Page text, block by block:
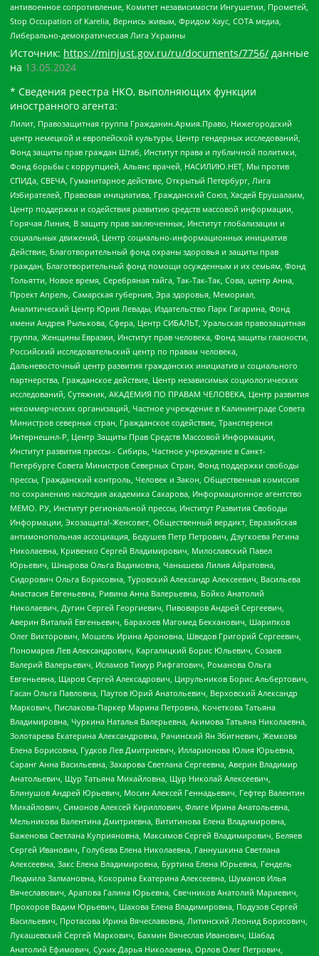
антивоенное сопротивление, Комитет независимости Ингушетии, Прометей,
Stop Occupation of Karelia, Вернись живым, Фридом Хаус, СОТА медиа,
Либерально-демократическая Лига Украины
Источник: https://minjust.gov.ru/ru/documents/7756/ данные
на 13.05.2024
* Сведения реестра НКО, выполняющих функции
иностранного агента:
Лилит, Правозащитная группа Гражданин.Армия.Право, Нижегородский
центр немецкой и европейской культуры, Центр гендерных исследований,
Фонд защиты прав граждан Штаб, Институт права и публичной политики,
Фонд борьбы с коррупцией, Альянс врачей, НАСИЛИЮ.НЕТ, Мы против
СПИДа, СВЕЧА, Гуманитарное действие, Открытый Петербург, Лига
Избирателей, Правовая инициатива, Гражданский Союз, Хасдей Ерушалаим,
Центр поддержки и содействия развитию средств массовой информации,
Горячая Линия, В защиту прав заключенных, Институт глобализации и
социальных движений, Центр социально-информационных инициатив
Действие, Благотворительный фонд охраны здоровья и защиты прав
граждан, Благотворительный фонд помощи осужденным и их семьям, Фонд
Тольятти, Новое время, Серебряная тайга, Так-Так-Так, Сова, центр Анна,
Проект Апрель, Самарская губерния, Эра здоровья, Мемориал,
Аналитический Центр Юрия Левады, Издательство Парк Гагарина, Фонд
имени Андрея Рылькова, Сфера, Центр СИБАЛЬТ, Уральская правозащитная
группа, Женщины Евразии, Институт прав человека, Фонд защиты гласности,
Российский исследовательский центр по правам человека,
Дальневосточный центр развития гражданских инициатив и социального
партнерства, Гражданское действие, Центр независимых социологических
исследований, Сутяжник, АКАДЕМИЯ ПО ПРАВАМ ЧЕЛОВЕКА, Центр развития
некоммерческих организаций, Частное учреждение в Калининграде Совета
Министров северных стран, Гражданское содействие, Трансперенси
Интернешнл-Р, Центр Защиты Прав Средств Массовой Информации,
Институт развития прессы - Сибирь, Частное учреждение в Санкт-
Петербурге Совета Министров Северных Стран, Фонд поддержки свободы
прессы, Гражданский контроль, Человек и Закон, Общественная комиссия
по сохранению наследия академика Сахарова, Информационное агентство
МЕМО. РУ, Институт региональной прессы, Институт Развития Свободы
Информации, Экозащита!-Женсовет, Общественный вердикт, Евразийская
антимонопольная ассоциация, Бедушев Петр Петрович, Дзугкоева Регина
Николаевна, Кривенко Сергей Владимирович, Милославский Павел
Юрьевич, Шнырова Ольга Вадимовна, Чанышева Лилия Айратовна,
Сидорович Ольга Борисовна, Туровский Александр Алексеевич, Васильева
Анастасия Евгеньевна, Ривина Анна Валерьевна, Бойко Анатолий
Николаевич, Дугин Сергей Георгиевич, Пивоваров Андрей Сергеевич,
Аверин Виталий Евгеньевич, Барахоев Магомед Бекханович, Шарипков
Олег Викторович, Мошель Ирина Ароновна, Шведов Григорий Сергеевич,
Пономарев Лев Александрович, Каргалицкий Борис Юльевич, Созаев
Валерий Валерьевич, Исламов Тимур Рифгатович, Романова Ольга
Евгеньевна, Щаров Сергей Алексадрович, Цирульников Борис Альбертович,
Гасан Ольга Павловна, Паутов Юрий Анатольевич, Верховский Александр
Маркович, Пислакова-Паркер Марина Петровна, Кочеткова Татьяна
Владимировна, Чуркина Наталья Валерьевна, Акимова Татьяна Николаевна,
Золотарева Екатерина Александровна, Рачинский Ян Збигневич, Жемкова
Елена Борисовна, Гудков Лев Дмитриевич, Илларионова Юлия Юрьевна,
Саранг Анна Васильевна, Захарова Светлана Сергеевна, Аверин Владимир
Анатольевич, Щур Татьяна Михайловна, Щур Николай Алексеевич,
Блинушов Андрей Юрьевич, Мосин Алексей Геннадьевич, Гефтер Валентин
Михайлович, Симонов Алексей Кириллович, Флиге Ирина Анатольевна,
Мельникова Валентина Дмитриевна, Вититинова Елена Владимировна,
Баженова Светлана Куприяновна, Максимов Сергей Владимирович, Беляев
Сергей Иванович, Голубева Елена Николаевна, Ганнушкина Светлана
Алексеевна, Закс Елена Владимировна, Буртина Елена Юрьевна, Гендель
Людмила Залмановна, Кокорина Екатерина Алексеевна, Шуманов Илья
Вячеславович, Арапова Галина Юрьевна, Свечников Анатолий Мариевич,
Прохоров Вадим Юрьевич, Шахова Елена Владимировна, Подузов Сергей
Васильевич, Протасова Ирина Вячеславовна, Литинский Леонид Борисович,
Лукашевский Сергей Маркович, Бахмин Вячеслав Иванович, Шабад
Анатолий Ефимович, Сухих Дарья Николаевна, Орлов Олег Петрович,